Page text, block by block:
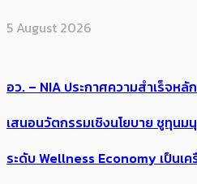
5 August 2026
อว. – NIA ประกาศความสำเร็จห
เสนอนวัตกรรมเชิงนโยบาย ชูทุน
ระดับ Wellness Economy เป็นเ